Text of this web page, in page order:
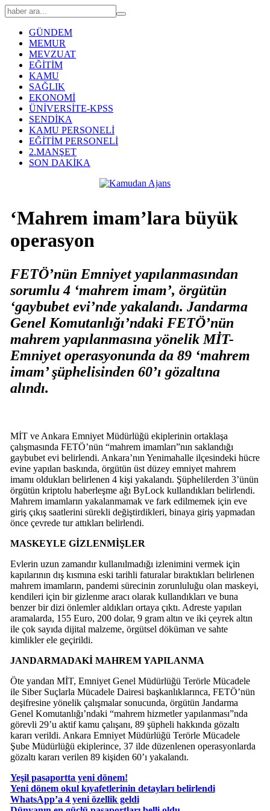
GÜNDEM
MEMUR
MEVZUAT
EĞİTİM
KAMU
SAĞLIK
EKONOMİ
ÜNİVERSİTE-KPSS
SENDİKA
KAMU PERSONELİ
EĞİTİM PERSONELİ
2.MANŞET
SON DAKİKA
‘Mahrem imam’lara büyük
operasyon
FETÖ’nün Emniyet yapılanmasından
sorumlu 4 ‘mahrem imam’, örgütün
‘gaybubet evi’nde yakalandı. Jandarma
Genel Komutanlığı’ndaki FETÖ’nün
mahrem yapılanmasına yönelik MİT-
Emniyet operasyonunda da 89 ‘mahrem
imam’ şüphelisinden 60’ı gözaltına
alındı.
MİT ve Ankara Emniyet Müdürlüğü ekiplerinin ortaklaşa
çalışmasında FETÖ’nün “mahrem imamları”nın saklandığı
gaybubet evi belirlendi. Ankara’nın Yenimahalle ilçesindeki hücre
evine yapılan baskında, örgütün üst düzey emniyet mahrem
imamı oldukları belirlenen 4 kişi yakalandı. Şüphelilerden 3’ünün
örgütün kriptolu haberleşme ağı ByLock kullandıkları belirlendi.
Mahrem imamların yakalanmamak ve fark edilmemek için eve
giriş çıkış saatlerini sürekli değiştirdikleri, binaya giriş yapmadan
önce çevrede tur attıkları belirlendi.
MASKEYLE GİZLENMİŞLER
Evlerin uzun zamandır kullanılmadığı izlenimini vermek için
kapılarının dış kısmına eski tarihli faturalar bıraktıkları belirlenen
mahrem imamların, pandemi sürecinin zorunluluğu olan maskeyi,
kendileri için bir gizlenme aracı olarak kullandıkları ve buna
benzer bir dizi önlemler aldıkları ortaya çıktı. Adreste yapılan
aramalarda, 155 Euro, 200 dolar, 9 gram altın ve iki çeyrek altın
ile çok sayıda dijital malzeme, örgütsel döküman ve sahte
kimlikler ele geçirildi.
JANDARMADAKİ MAHREM YAPILANMA
Öte yandan MİT, Emniyet Genel Müdürlüğü Terörle Mücadele
ile Siber Suçlarla Mücadele Dairesi başkanlıklarınca, FETÖ’nün
deşifresine yönelik çalışmalar sonucunda, örgütün Jandarma
Genel Komutanlığı’ndaki “mahrem hizmetler yapılanması”nda
görevli 29’u aktif kamu çalışanı, 89 şüpheli hakkında gözaltı
kararı verildi. Ankara Emniyet Müdürlüğü Terörle Mücadele
Şube Müdürlüğü ekiplerince, 37 ilde düzenlenen operasyonlarda
gözaltı kararı verilen 89 kişiden 60’ı yakalandı.
Yeşil pasaportta yeni dönem!
Yeni dönem okul kıyafetlerinin detayları belirlendi
WhatsApp’a 4 yeni özellik geldi